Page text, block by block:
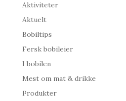
Aktiviteter
Aktuelt
Bobiltips
Fersk bobileier
I bobilen
Mest om mat & drikke
Produkter